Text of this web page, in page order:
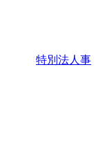
特別法人事